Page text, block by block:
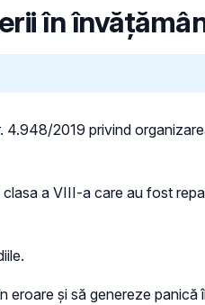
în
2019 privind
a VIII-a care au fost
și să genereze panică